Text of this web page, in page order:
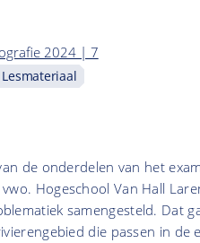
2024 | 7
de onderdelen van het
Hogeschool Van Hall
samengesteld. Dat
die passen in de